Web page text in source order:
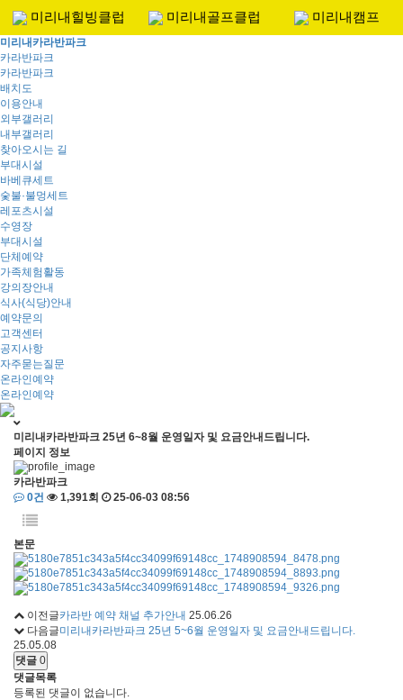
미리내힐빙클럽 미리내골프클럽 미리내캠프
미리내카라반파크
카라반파크
카라반파크
배치도
이용안내
외부갤러리
내부갤러리
찾아오시는 길
부대시설
바베큐세트
숯불·불멍세트
레포츠시설
수영장
부대시설
단체예약
가족체험활동
강의장안내
식사(식당)안내
예약문의
고객센터
공지사항
자주묻는질문
온라인예약
온라인예약
미리내카라반파크 25년 6~8월 운영일자 및 요금안내드립니다.
페이지 정보
카라반파크
0건
1,391회 25-06-03 08:56
본문
이전글카라반 예약 채널 추가안내 25.06.26
다음글미리내카라반파크 25년 5~6월 운영일자 및 요금안내드립니다.
25.05.08
댓글 0
댓글목록
등록된 댓글이 없습니다.